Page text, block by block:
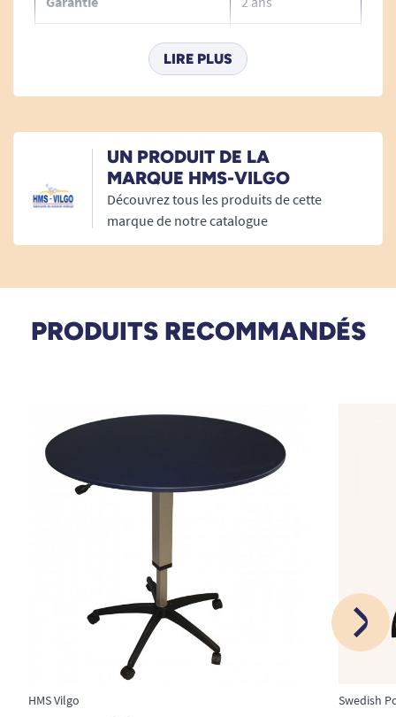
Caractéristiques de la table
Activity
DIMENSIONS :
Plateau : 88 x 69 x 40 cm.
Épaisseur plateau : 1,6 cm.
Piétement : 67 x 87 x 12,5 cm.
Hauteur : 78 à 101 cm.
Largeur : 87.5 cm ( largeur entre les 2
piétements).
Profondeur : 67 cm ( longueur des piétements ).
Plateau : mélaminé.
Tubes : acier revêtement époxy bronze.
67 cm
LIRE PLUS
UN PRODUIT DE LA
MARQUE HMS-VILGO
Découvrez tous les produits de cette
marque de notre catalogue
PRODUITS RECOMMANDÉS
HMS Vilgo Swedish